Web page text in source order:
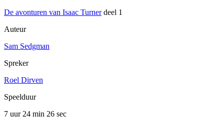
De avonturen van Isaac Turnerdeel 1
Auteur
Sam Sedgman
Spreker
Roel Dirven
Speelduur
7 uur 24 min 26 sec